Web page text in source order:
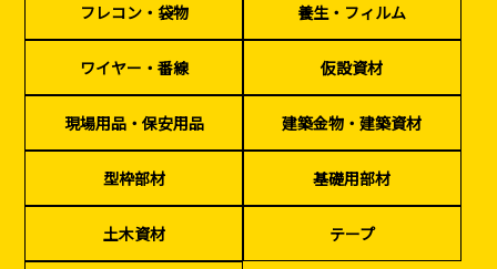
検索
カタログダウンロード
基礎工事・
コンクリート
（型枠工事）
仮説・バリケード
を設ける
イベント設置・
バリケード（保安）
災害、台風対策
・復旧貢献
季節商材
解体・改修工事
（リサイクル）
フレコン・袋物 養生・フィルム
ワイヤー・番線 仮設資材
現場用品・保安用品 建築金物・建築資材
型枠部材 基礎用部材
土木資材 テープ